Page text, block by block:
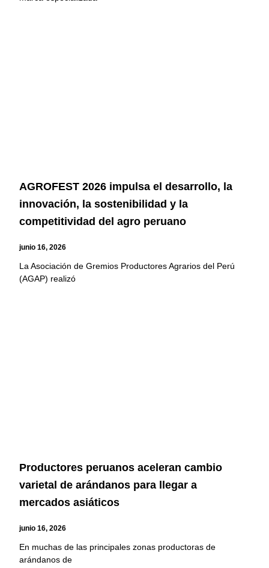
AGROFEST 2026 impulsa el desarrollo, la
innovación, la sostenibilidad y la
competitividad del agro peruano
junio 16, 2026
La Asociación de Gremios Productores Agrarios del Perú
(AGAP) realizó
Productores peruanos aceleran cambio
varietal de arándanos para llegar a
mercados asiáticos
junio 16, 2026
En muchas de las principales zonas productoras de
arándanos de